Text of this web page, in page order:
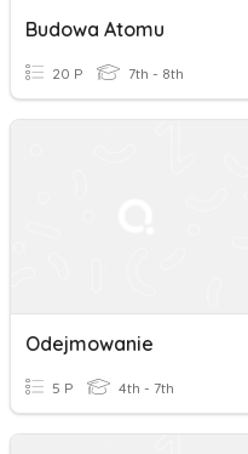
Budowa Atomu
20 P 7th - 8th
Odejmowanie
5 P 4th - 7th